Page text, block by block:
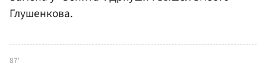
Глушенкова.
87'